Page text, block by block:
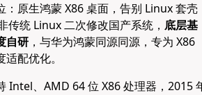
：原生鸿蒙 X86 桌面，告别 Linux 套壳
传统 Linux 二次修改国产系统， 底层基
自研 ，与华为鸿蒙同源同源，专为 X86
配优化。
Intel、AMD 64 位 X86 处理器，2015